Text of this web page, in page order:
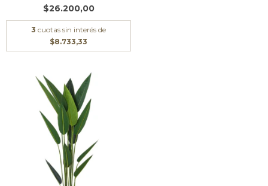
$26.200,00
3 cuotas sin interés de
$8.733,33